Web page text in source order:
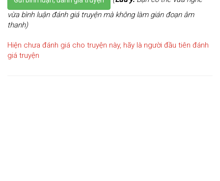
vừa bình luận đánh giá truyện mà không làm gián đoạn âm
thanh)
Hiện chưa đánh giá cho truyện này, hãy là người đầu tiên đánh
giá truyện